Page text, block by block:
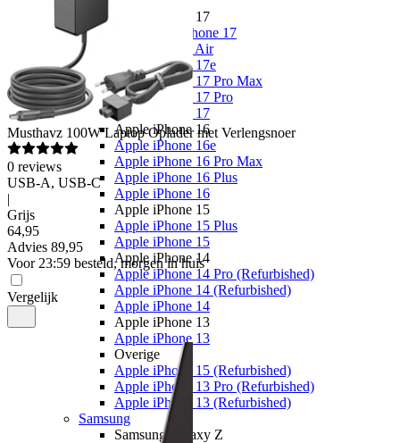
Apple iPhone 17
Alle Apple iPhone 17
Apple iPhone Air
Apple iPhone 17e
Apple iPhone 17 Pro Max
Apple iPhone 17 Pro
Apple iPhone 17
Apple iPhone 16
Apple iPhone 16e
Apple iPhone 16 Pro Max
Apple iPhone 16 Plus
Apple iPhone 16
Apple iPhone 15
Apple iPhone 15 Plus
Apple iPhone 15
Apple iPhone 14
Apple iPhone 14 Pro (Refurbished)
Apple iPhone 14 (Refurbished)
Apple iPhone 14
Apple iPhone 13
Apple iPhone 13
Overige
Apple iPhone 15 (Refurbished)
Apple iPhone 13 Pro (Refurbished)
Apple iPhone 13 (Refurbished)
Samsung
Samsung Galaxy Z
Musthavz 100W Laptop Oplader met Verlengsnoer
0 reviews
USB-A, USB-C
|
Grijs
64,95
Advies 89,95
Voor 23:59 besteld, morgen in huis
Vergelijk